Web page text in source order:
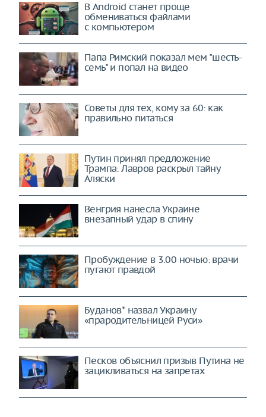
В Android станет проще
обмениваться файлами
с компьютером
Папа Римский показал мем "шесть-
семь" и попал на видео
Советы для тех, кому за 60: как
правильно питаться
Путин принял предложение
Трампа: Лавров раскрыл тайну
Аляски
Венгрия нанесла Украине
внезапный удар в спину
Пробуждение в 3.00 ночью: врачи
пугают правдой
Буданов* назвал Украину
«прародительницей Руси»
Песков объяснил призыв Путина не
зацикливаться на запретах